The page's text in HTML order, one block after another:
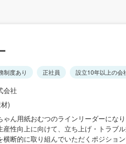
制度あり 正社員 設立10年以上の会
会社
)
ん用紙おむつのラインリーダーになり
産性向上に向けて、立ち上げ・トラブ
断的に取り組んでいただくポジション